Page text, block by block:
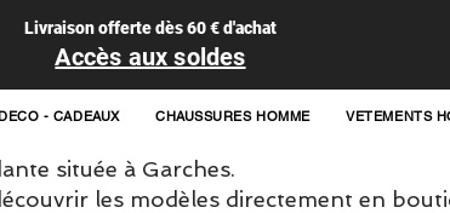
Livraison offerte dès 60 € d'achat
Accès aux soldes
DECO - CADEAUX CHAUSSURES HOMME VETEMENTS
située à Garches.
les modèles directement en